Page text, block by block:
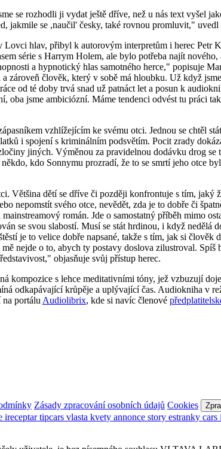
se rozhodli ji vydat ještě dříve, než u nás text vyšel
jakmile se ,naučil' česky, také rovnou promluvit,"
hlav, přibyl k autorovým interpretům i herec Petr
série s Harrym Holem, ale bylo potřeba najít
a hypnotický hlas samotného herce," popisuje
zároveň člověk, který v sobě má hloubku. Už když
od té doby trvá snad už patnáct let a posun k
oba jsme ambiciózní. Máme tendenci odvést tu práci
vzhlížejícím ke svému otci. Jednou se chtěl
i spojení s kriminálním podsvětím. Pocit zrady
jiných. Výměnou za pravidelnou dodávku drog
kdo Sonnymu prozradí, že to se smrtí jeho otce
Většina dětí se dříve či později konfrontuje s tím,
nepomstít svého otce, nevědět, zda je to dobře či
román. Jde o samostatný příběh mimo
se svou slabostí. Musí se stát hrdinou, i když nedělá
je to velice dobře napsané, takže s tím, jak si člověk
nejde o to, abych ty postavy doslova zilustroval.
objasňuje svůj přístup herec.
kompozice s lehce meditativními tóny, jež vzbuzují
odkapávající krůpěje a uplývající čas. Audiokniha v
portálu Audiolibrix, kde si navíc členové
Zásady zpracování osobních údajů Cookies
ireceptartipcars vlasta kvety annonce story estranky cars